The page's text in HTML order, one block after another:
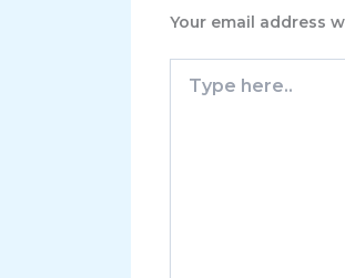
Your email address
here..